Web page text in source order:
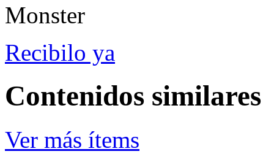
Recibilo ya
Contenidos similares
Ver más ítems